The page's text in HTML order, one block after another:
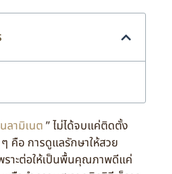
ลามิเนต ” ไม่ได้จบแค่ติดตั้ง
คือ การดูแลรักษาให้สวย
ราะต่อให้เป็นพื้นคุณภาพดีแค่